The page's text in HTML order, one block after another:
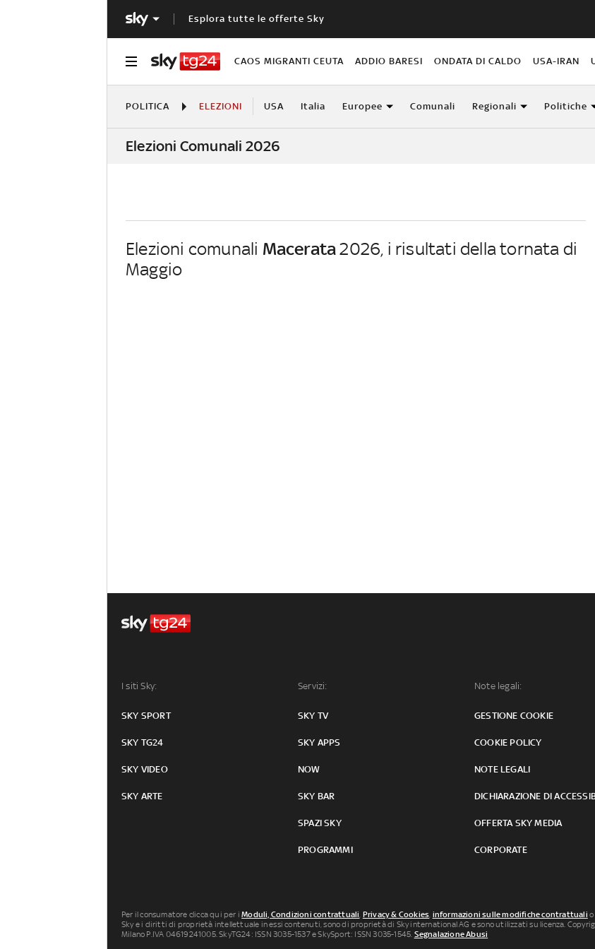
Esplora tutte le offerte Sky
CAOS MIGRANTI CEUTA ADDIO BARESI ONDATA DI CALDO USA-IRAN
POLITICA ELEZIONI USA Italia Europee Comunali Regionali Politiche
Elezioni Comunali 2026
Elezioni comunali Macerata2026, i risultati della tornata di
Maggio
I siti Sky:
SKY SPORT
SKY TG24
SKY VIDEO
SKY ARTE
Servizi:
SKY TV
SKY APPS
NOW
SKY BAR
SPAZI SKY
PROGRAMMI
Note legali:
GESTIONE COOKIE
COOKIE POLICY
NOTE LEGALI
DICHIARAZIONE DI
OFFERTA SKY MEDIA
CORPORATE
Per il consumatore clicca qui per iModuli, Condizioni contrattuali, Privacy & Cookies, informazioni sulle modifiche contrattuali
Sky e i diritti di proprietà intellettuale in essi contenuti, sono di proprietà di Sky international AG e sono utilizzati su licenza.
Milano P.IVA 04619241005. SkyTG24: ISSN 3035-1537 e SkySport: ISSN 3035-1545. Segnalazione Abusi